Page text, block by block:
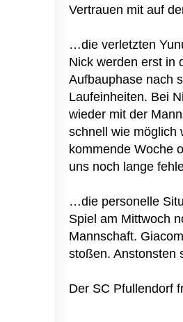
Vertrauen mit auf
…die verletzten
Nick werden erst in
Aufbauphase nach
Laufeinheiten. Bei
wieder mit der
schnell wie möglich
kommende Woche
uns noch lange
…die personelle
Spiel am Mittwoch
Mannschaft.
stoßen. Anstonsten
Der SC Pfullendorf